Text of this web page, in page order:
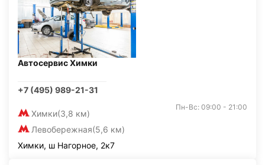
Автосервис Химки
+7 (495) 989-21-31
Химки(3,8 км)
Левобережная(5,6 км)
Пн-Вс: 09:00 - 21:00
Химки, ш Нагорное, 2к7